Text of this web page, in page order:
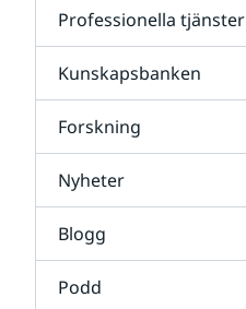
Professionella tjänster
Kunskapsbanken
Forskning
Nyheter
Blogg
Podd